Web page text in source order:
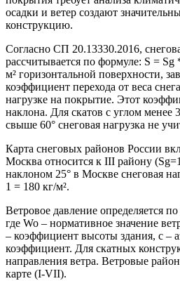
осадки и ветер создают
конструкцию.
Согласно СП 20.13330.2016,
рассчитывается по формуле: S = Sg
м² горизонтальной поверхности,
коэффициент перехода от веса
нагрузке на покрытие. Этот
наклона. Для скатов с углом менее
свыше 60° снеговая нагрузка не
Карта снеговых районов России
Москва относится к III району
наклоном 25° в Москве снеговая
1 = 180 кг/м².
Ветровое давление определяется
где Wo – нормативное значение
– коэффициент высоты здания, c –
коэффициент. Для скатных
направления ветра. Ветровые
карте (I-VII).